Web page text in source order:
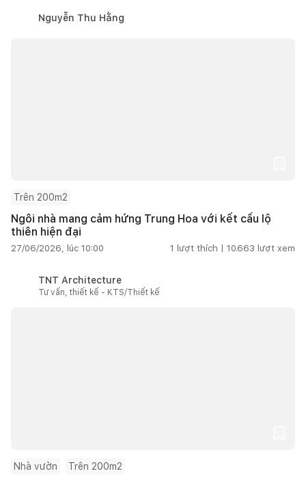
Nguyễn Thu Hằng
Trên 200m2
Ngôi nhà mang cảm hứng Trung Hoa với kết cấu lộ
thiên hiện đại
27/06/2026, lúc 10:00 1 lượt thích | 10.663 lượt xem
TNT Architecture
Tư vấn, thiết kế - KTS/Thiết kế
Nhà vườn Trên 200m2